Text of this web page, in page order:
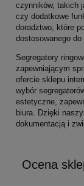
czynników, takich
czy dodatkowe
doradztwo, które
dostosowanego
Segregatory
zapewniającym
ofercie sklepu
wybór
estetyczne,
biura. Dzięki
dokumentacją i
Ocena